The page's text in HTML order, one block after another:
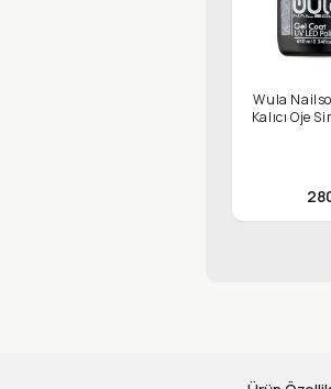
Wula
Kalıcı Oje